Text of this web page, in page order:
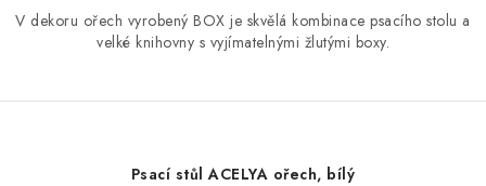
V dekoru ořech vyrobený BOX je skvělá kombinace psacího stolu a
velké knihovny s vyjímatelnými žlutými boxy.
Psací stůl ACELYA ořech, bílý